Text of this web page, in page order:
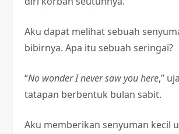
Aku dapat melihat sebuah
bibirnya. Apa itu sebuah seringai?
“No wonder I never saw you here,”
tatapan berbentuk bulan sabit.
Aku memberikan senyuman kecil